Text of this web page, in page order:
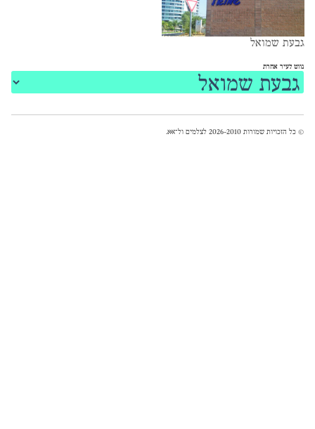
גבעת שמואל
נווט לעיר אחרת
© כל הזכויות שמורות 2026-2010 לצלמים ול־ אאא.